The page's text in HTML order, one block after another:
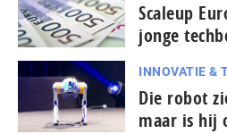
Scaleup
jonge
INNOVATIE &
Die robot
maar is hij